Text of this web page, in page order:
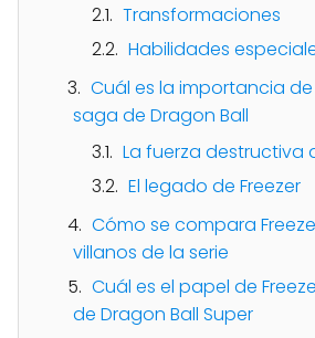
Transformaciones
Habilidades
Cuál es la importancia de
saga de Dragon Ball
La fuerza destructiva
El legado de Freezer
Cómo se compara
villanos de la serie
Cuál es el papel de
de Dragon Ball Super